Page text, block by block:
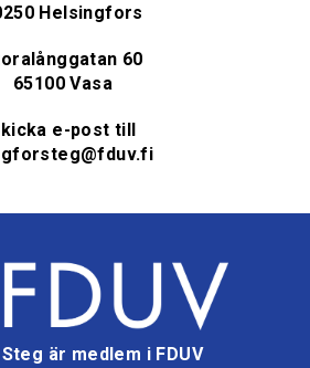
Helsingfors
60
65100 Vasa
e-post till
är medlem i FDUV